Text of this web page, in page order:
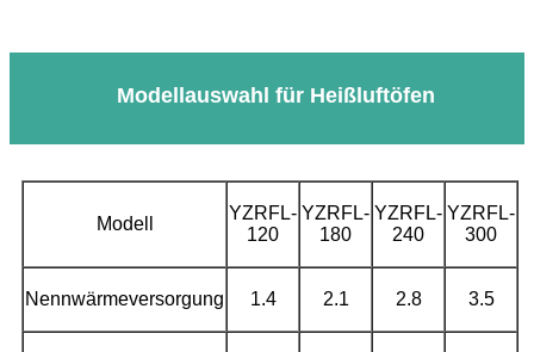
Modellauswahl für Heißluftöfen
Modell
YZRFL-
120
YZRFL-
180
YZRFL-
240
YZRFL-
300
Nennwärmeversorgung 1.4 2.1 2.8 3.5